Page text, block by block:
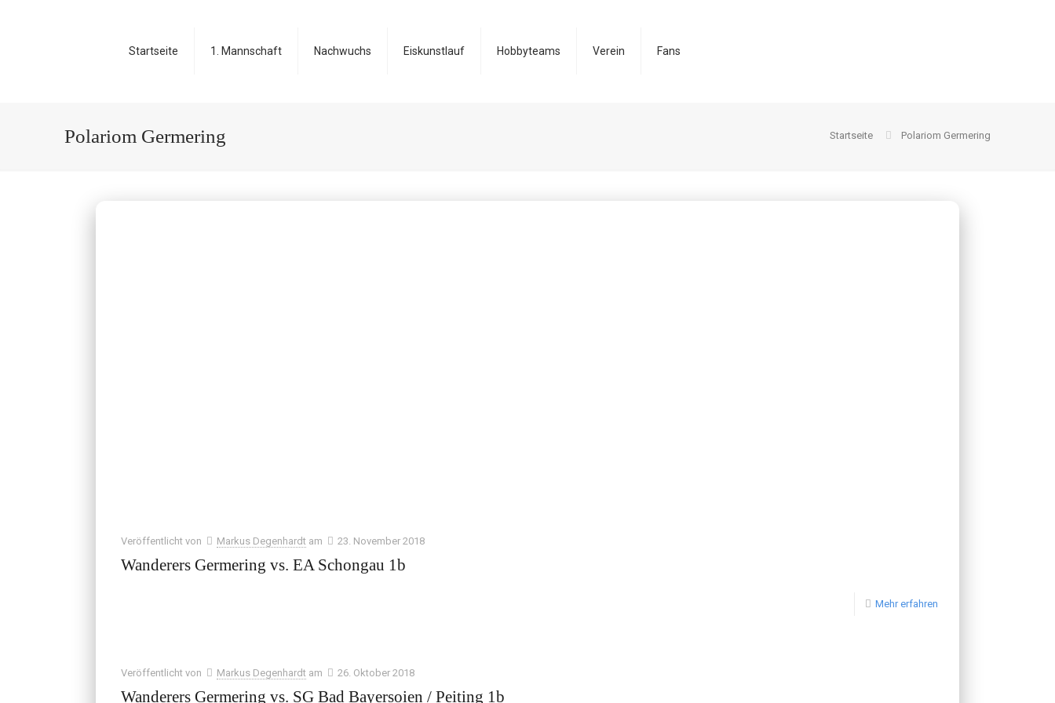
Startseite 1. Mannschaft Nachwuchs Eiskunstlauf Hobbyteams Verein Fans
Polariom Germering Startseite Polariom Germering
Veröffentlicht von Markus Degenhardt am 23. November 2018
Wanderers Germering vs. EA Schongau 1b
Mehr erfahren
Veröffentlicht von Markus Degenhardt am 26. Oktober 2018
Wanderers Germering vs. SG Bad Bayersoien / Peiting 1b